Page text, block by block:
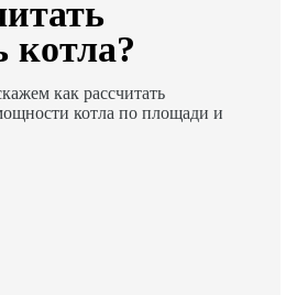
котла?
как рассчитать
котла по площади и